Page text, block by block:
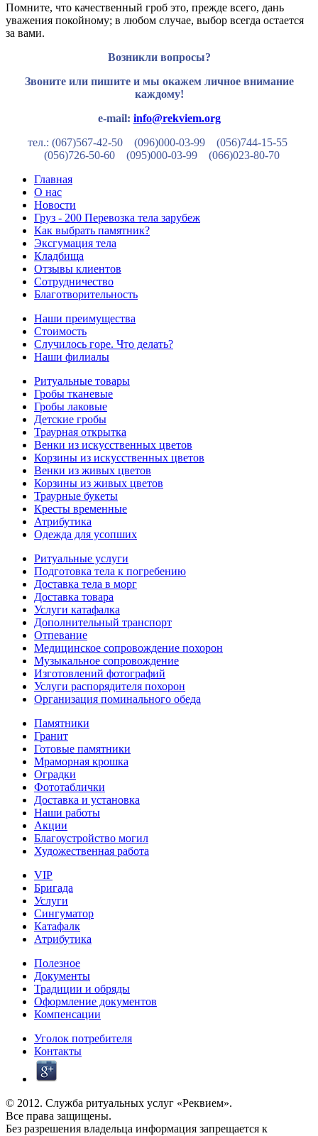
Помните, что качественный гроб это, прежде всего, дань
уважения покойному; в любом случае, выбор всегда остается
за вами.
Возникли вопросы?
Звоните или пишите и мы окажем личное внимание
каждому!
e-mail: info@rekviem.org
тел.: (067)567-42-50 (096)000-03-99
(056)744-15-55
(056)726-50-60
(095)000-03-99
(066)023-80-70
Главная
О нас
Новости
Груз - 200 Перевозка тела зарубеж
Как выбрать памятник?
Эксгумация тела
Кладбища
Отзывы клиентов
Сотрудничество
Благотворительность
Наши преимущества
Стоимость
Случилось горе. Что делать?
Наши филиалы
Ритуальные товары
Гробы тканевые
Гробы лаковые
Детские гробы
Траурная открытка
Венки из искусственных цветов
Корзины из искусственных цветов
Венки из живых цветов
Корзины из живых цветов
Траурные букеты
Кресты временные
Атрибутика
Одежда для усопших
Ритуальные услуги
Подготовка тела к погребению
Доставка тела в морг
Доставка товара
Услуги катафалка
Дополнительный транспорт
Отпевание
Медицинское сопровождение похорон
Музыкальное сопровождение
Изготовлений фотографий
Услуги распорядителя похорон
Организация поминального обеда
Памятники
Гранит
Готовые памятники
Мраморная крошка
Оградки
Фототаблички
Доставка и установка
Наши работы
Акции
Благоустройство могил
Художественная работа
VIP
Бригада
Услуги
Сингуматор
Катафалк
Атрибутика
Полезное
Документы
Традиции и обряды
Оформление документов
Компенсации
Уголок потребителя
Контакты
© 2012. Служба ритуальных услуг «Реквием».
Все права защищены.
Без разрешения владельца информация запрещается к